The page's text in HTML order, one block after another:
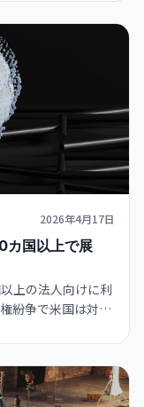
2026年4月17日
国以上で展
上の法人向けに利
紛争で米国は対象